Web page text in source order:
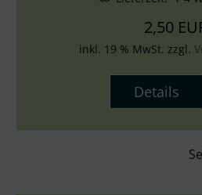
2,50
inkl. 19 % MwSt. zzgl.
Details